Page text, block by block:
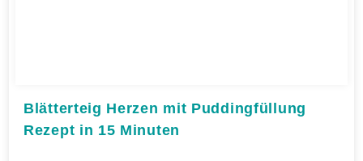
Blätterteig Herzen mit Puddingfüllung
Rezept in 15 Minuten